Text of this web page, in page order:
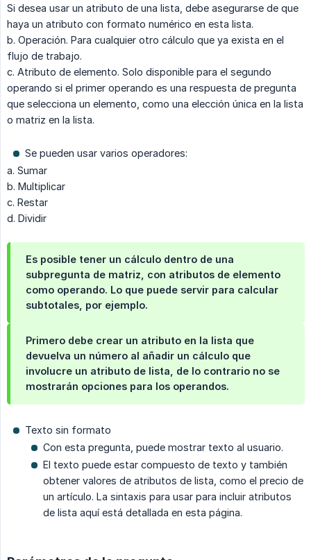
Si desea usar un atributo de una lista, debe asegurarse de que
haya un atributo con formato numérico en esta lista.
b. Operación. Para cualquier otro cálculo que ya exista en el
flujo de trabajo.
c. Atributo de elemento. Solo disponible para el segundo
operando si el primer operando es una respuesta de pregunta
que selecciona un elemento, como una elección única en la lista
o matriz en la lista.
Se pueden usar varios operadores:
a. Sumar
b. Multiplicar
c. Restar
d. Dividir
Es posible tener un cálculo dentro de una
subpregunta de matriz, con atributos de elemento
como operando. Lo que puede servir para calcular
subtotales, por ejemplo.
Primero debe crear un atributo en la lista que
devuelva un número al añadir un cálculo que
involucre un atributo de lista, de lo contrario no se
mostrarán opciones para los operandos.
Texto sin formato
Con esta pregunta, puede mostrar texto al usuario.
El texto puede estar compuesto de texto y también
obtener valores de atributos de lista, como el precio de
un artículo. La sintaxis para usar para incluir atributos
de lista aquí está detallada en esta página.